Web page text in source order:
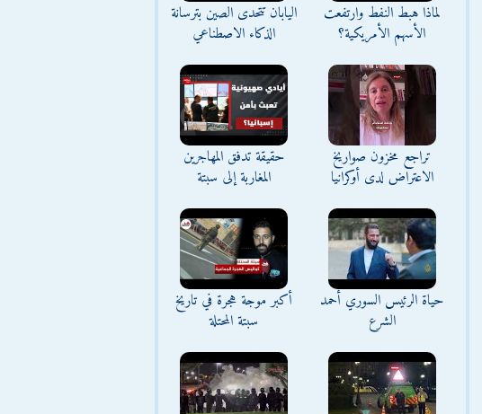
لماذا هبط النفط وارتفعت
الأسهم الأمريكية؟
اليابان تتحدى الصين بترسانة
الذكاء الاصطناعي
تراجع مخزون صواريخ
الاعتراض لدى أوكرانيا
حقيقة تدفق المهاجرين
المغاربة إلى سبتة
حياة الرئيس السوري أحمد
الشرع
أكبر موجة هجرة في تاريخ
سبتة المحتلة